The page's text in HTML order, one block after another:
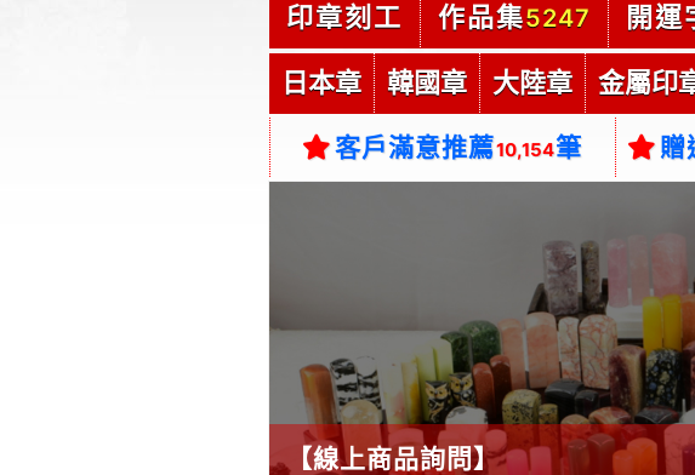
印章刻工 作品集5247 開運
日本章 韓國章 大陸章 金屬印
客戶滿意推薦10,154筆 贈
【線上商品詢問】